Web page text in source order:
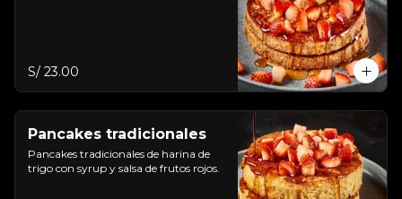
S/ 23.00
Pancakes tradicionales
Pancakes tradicionales de harina de
trigo con syrup y salsa de frutos rojos.